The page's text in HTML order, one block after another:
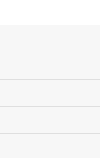
ること。なお、中等度の腎
せん。